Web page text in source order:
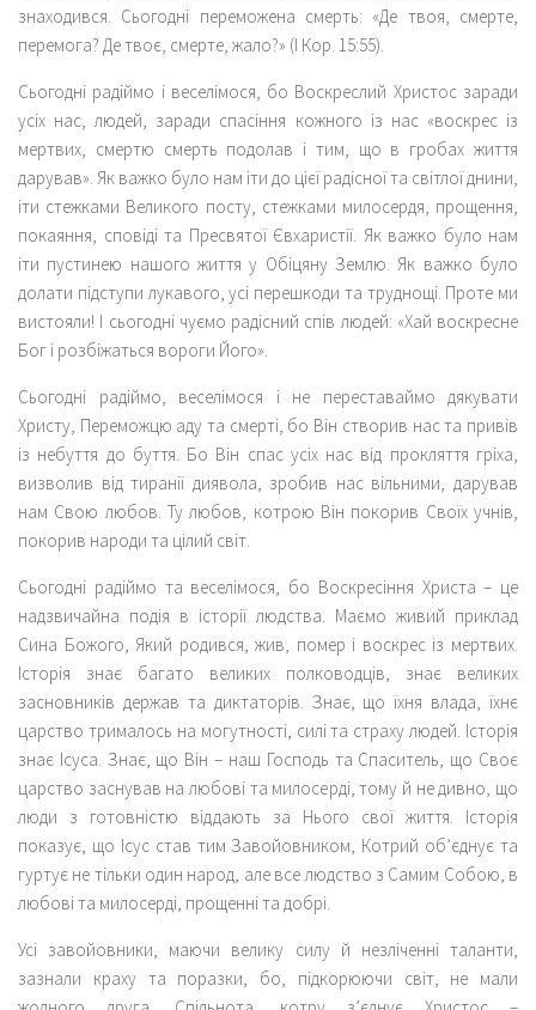
знаходився. Сьогодні переможена смерть: «Де твоя, смерте,
перемога? Де твоє, смерте, жало?» (І Кор. 15:55).
Сьогодні радіймо і веселімося, бо Воскреслий Христос заради
усіх нас, людей, заради спасіння кожного із нас «воскрес із
мертвих, смертю смерть подолав і тим, що в гробах життя
дарував». Як важко було нам іти до цієї радісної та світлої днини,
іти стежками Великого посту, стежками милосердя, прощення,
покаяння, сповіді та Пресвятої Євхаристії. Як важко було нам
іти пустинею нашого життя у Обіцяну Землю. Як важко було
долати підступи лукавого, усі перешкоди та труднощі. Проте ми
вистояли! І сьогодні чуємо радісний спів людей: «Хай воскресне
Бог і розбіжаться вороги Його».
Сьогодні радіймо, веселімося і не переставаймо дякувати
Христу, Переможцю аду та смерті, бо Він створив нас та привів
із небуття до буття. Бо Він спас усіх нас від прокляття гріха,
визволив від тиранії диявола, зробив нас вільними, дарував
нам Свою любов. Ту любов, котрою Він покорив Своїх учнів,
покорив народи та цілий світ.
Сьогодні радіймо та веселімося, бо Воскресіння Христа – це
надзвичайна подія в історії людства. Маємо живий приклад
Сина Божого, Який родився, жив, помер і воскрес із мертвих.
Історія знає багато великих полководців, знає великих
засновників держав та диктаторів. Знає, що їхня влада, їхнє
царство трималось на могутності, силі та страху людей. Історія
знає Ісуса. Знає, що Він – наш Господь та Спаситель, що Своє
царство заснував на любові та милосерді, тому й не дивно, що
люди з готовністю віддають за Нього свої життя. Історія
показує, що Ісус став тим Завойовником, Котрий об’єднує та
гуртує не тільки один народ, але все людство з Самим Собою, в
любові та милосерді, прощенні та добрі.
Усі завойовники, маючи велику силу й незліченні таланти,
зазнали краху та поразки, бо, підкорюючи світ, не мали